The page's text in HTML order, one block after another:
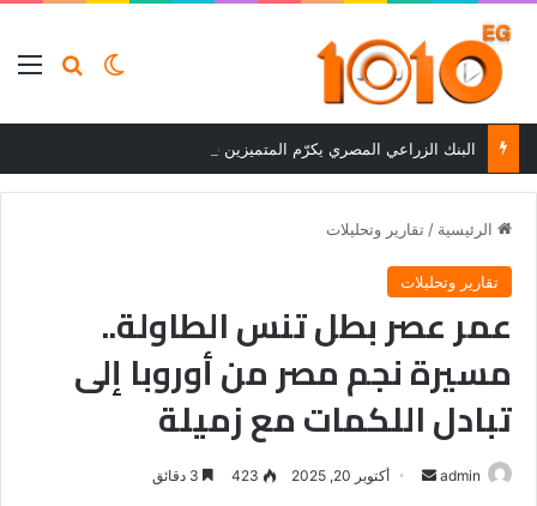
بحثالوضع
الرئيسية / تقارير وتحليلات
تقارير وتحليلات
عمر عصر بطل تنس الطاولة..
مسيرة نجم مصر من أوروبا إلى
تبادل اللكمات مع زميلة
admin
أرسل أكتوبر 20, 2025 423